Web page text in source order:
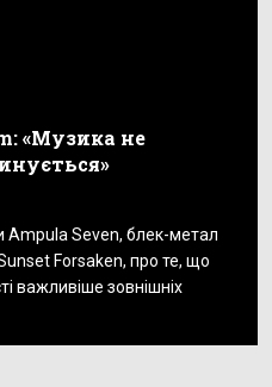
«Музика не
Ampula Seven, блек-метал
Forsaken, про те, що
важливіше зовнішніх